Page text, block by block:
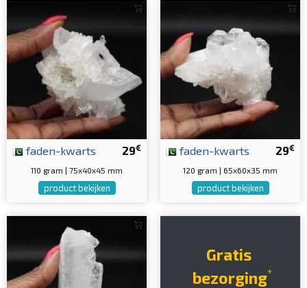
29€
faden-kwarts
110 gram | 75x40x45 mm
product bekijken
29€
faden-kwarts
120 gram | 65x60x35 mm
product bekijken
Gratis
bezorging*